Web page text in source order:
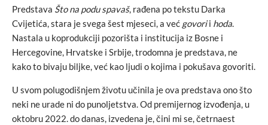
Predstava Što na podu spavaš, rađena po tekstu Darka
Cvijetića, stara je svega šest mjeseci, a već govorii hoda.
Nastala u koprodukciji pozorišta i institucija iz Bosne i
Hercegovine, Hrvatske i Srbije, trodomna je predstava, ne
kako to bivaju biljke, već kao ljudi o kojima i pokušava govoriti.
U svom polugodišnjem životu učinila je ova predstava ono što
neki ne urade ni do punoljetstva. Od premijernog izvođenja, u
oktobru 2022. do danas, izvedena je, čini mi se, četrnaest